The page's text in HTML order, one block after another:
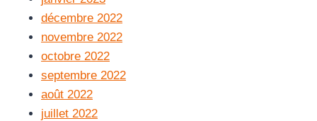
décembre 2022
novembre 2022
octobre 2022
septembre 2022
août 2022
juillet 2022